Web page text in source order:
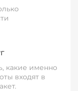
какие именно
входят в